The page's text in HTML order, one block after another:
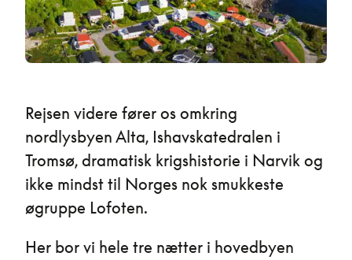
Rejsen videre fører os omkring
nordlysbyen Alta, Ishavskatedralen i
Tromsø, dramatisk krigshistorie i Narvik og
ikke mindst til Norges nok smukkeste
øgruppe Lofoten.
Her bor vi hele tre nætter i hovedbyen